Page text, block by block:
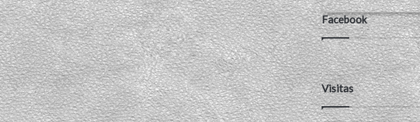
Facebook
Visitas